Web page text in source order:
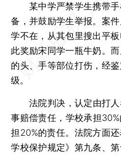
某中学严禁学生携带手
备，并鼓励学生举报。案
学不在，从其包里搜出平
此奖励宋同学一瓶牛奶。
的头、手等部位打伤，经
级。
法院判决，认定由打人
事赔偿责任，学校承担
担20%的责任。法院方面
学校保护规定》第九条、